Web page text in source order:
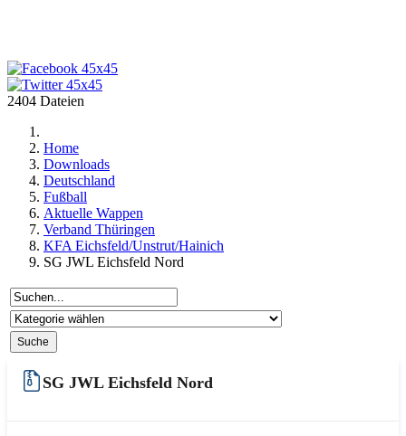
2404 Dateien
Home
Downloads
Deutschland
Fußball
Aktuelle Wappen
Verband Thüringen
KFA Eichsfeld/Unstrut/Hainich
SG JWL Eichsfeld Nord
SG JWL Eichsfeld Nord